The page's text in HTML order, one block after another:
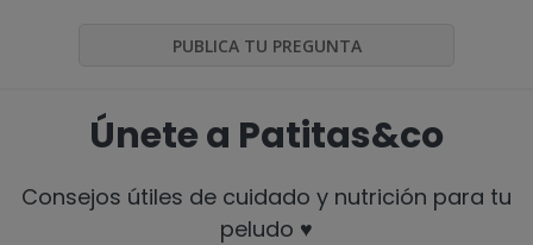
PUBLICA TU PREGUNTA
Únete a Patitas&co
Consejos útiles de cuidado y nutrición para tu
peludo ♥️